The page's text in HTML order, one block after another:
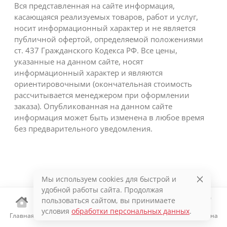
Главная Каталог Избранное Корзина
Вся представленная на сайте информация,
касающаяся реализуемых товаров, работ и услуг,
носит информационный характер и не является
публичной офертой, определяемой положениями
ст. 437 Гражданского Кодекса РФ. Все цены,
указанные на данном сайте, носят
информационный характер и являются
ориентировочными (окончательная стоимость
рассчитывается менеджером при оформлении
заказа). Опубликованная на данном сайте
информация может быть изменена в любое время
без предварительного уведомления.
Мы используем cookies для быстрой и
удобной работы сайта. Продолжая
пользоваться сайтом, вы принимаете
условия обработки персональных данных.